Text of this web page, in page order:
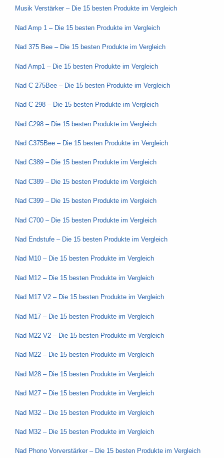
Musik Verstärker – Die 15 besten Produkte im Vergleich
Nad Amp 1 – Die 15 besten Produkte im Vergleich
Nad 375 Bee – Die 15 besten Produkte im Vergleich
Nad Amp1 – Die 15 besten Produkte im Vergleich
Nad C 275Bee – Die 15 besten Produkte im Vergleich
Nad C 298 – Die 15 besten Produkte im Vergleich
Nad C298 – Die 15 besten Produkte im Vergleich
Nad C375Bee – Die 15 besten Produkte im Vergleich
Nad C389 – Die 15 besten Produkte im Vergleich
Nad C389 – Die 15 besten Produkte im Vergleich
Nad C399 – Die 15 besten Produkte im Vergleich
Nad C700 – Die 15 besten Produkte im Vergleich
Nad Endstufe – Die 15 besten Produkte im Vergleich
Nad M10 – Die 15 besten Produkte im Vergleich
Nad M12 – Die 15 besten Produkte im Vergleich
Nad M17 V2 – Die 15 besten Produkte im Vergleich
Nad M17 – Die 15 besten Produkte im Vergleich
Nad M22 V2 – Die 15 besten Produkte im Vergleich
Nad M22 – Die 15 besten Produkte im Vergleich
Nad M28 – Die 15 besten Produkte im Vergleich
Nad M27 – Die 15 besten Produkte im Vergleich
Nad M32 – Die 15 besten Produkte im Vergleich
Nad M32 – Die 15 besten Produkte im Vergleich
Nad Phono Vorverstärker – Die 15 besten Produkte im Vergleich